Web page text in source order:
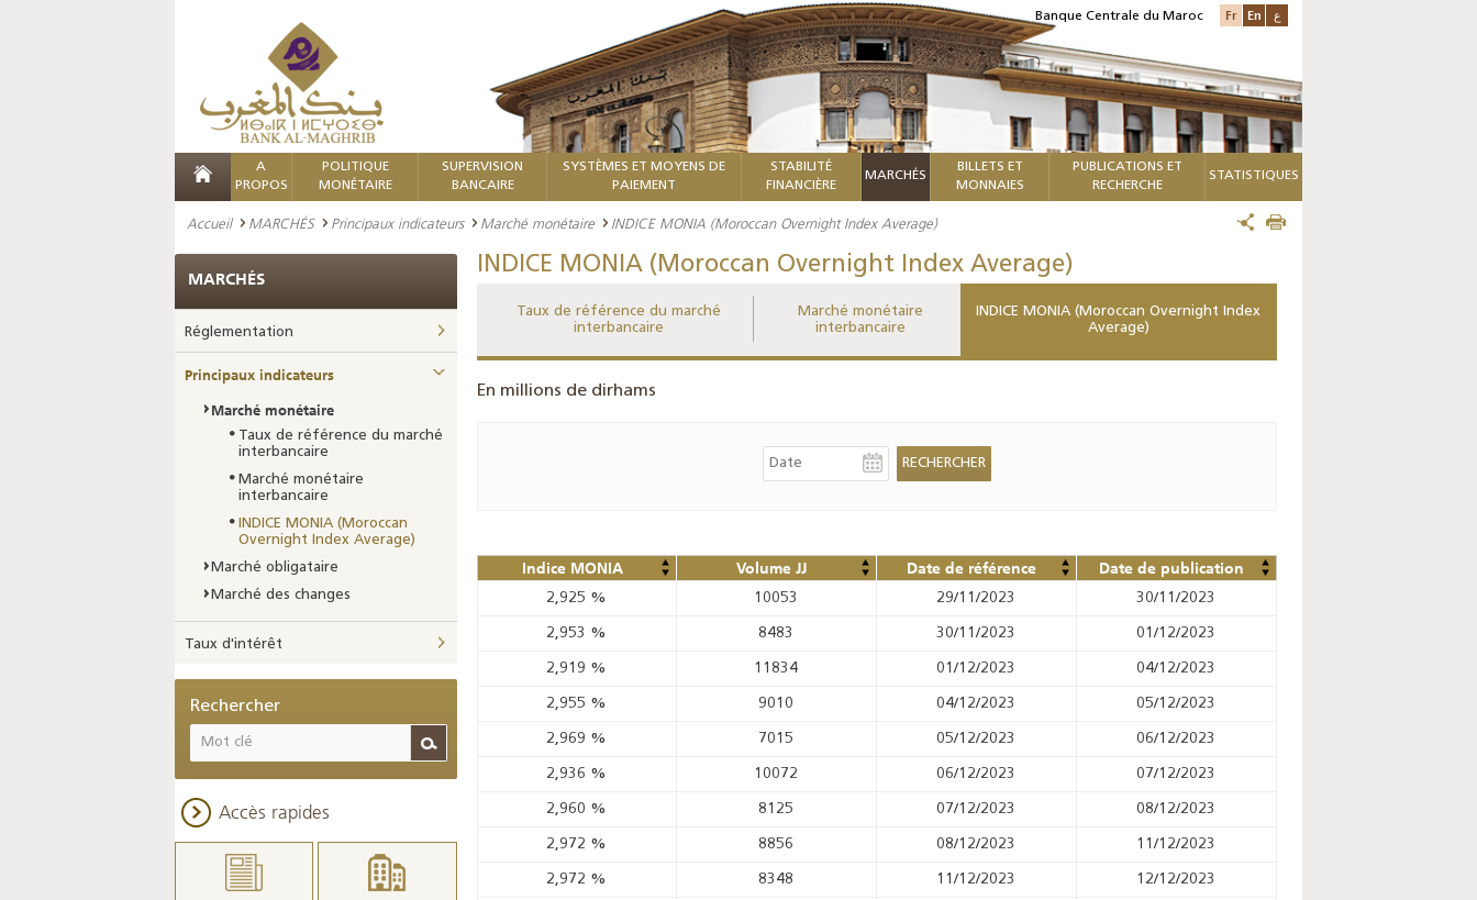
Banque Centrale du Maroc Fr En ع
A
PROPOS
POLITIQUE
MONÉTAIRE
SUPERVISION
BANCAIRE
SYSTÈMES ET MOYENS DE
PAIEMENT
STABILITÉ
FINANCIÈRE
MARCHÉS
BILLETS ET
MONNAIES
PUBLICATIONS ET
RECHERCHE
STATISTIQUES
Accueil MARCHÉS Principaux indicateurs Marché monétaire INDICE MONIA (Moroccan Overnight Index Average)
INDICE MONIA (Moroccan Overnight Index Average)
Taux de référence du marché
interbancaire
Marché monétaire
interbancaire
INDICE MONIA (Moroccan Overnight Index
Average)
En millions de dirhams
Indice MONIA Volume JJ Date de référence Date de publication
2,925 % 10053 29/11/2023 30/11/2023
2,953 % 8483 30/11/2023 01/12/2023
2,919 % 11834 01/12/2023 04/12/2023
2,955 % 9010 04/12/2023 05/12/2023
2,969 % 7015 05/12/2023 06/12/2023
2,936 % 10072 06/12/2023 07/12/2023
2,960 % 8125 07/12/2023 08/12/2023
2,972 % 8856 08/12/2023 11/12/2023
2,972 % 8348 11/12/2023 12/12/2023
MARCHÉS
Réglementation
Principaux indicateurs
Marché monétaire
Taux de référence du marché
interbancaire
Marché monétaire
interbancaire
INDICE MONIA (Moroccan
Overnight Index Average)
Marché obligataire
Marché des changes
Taux d'intérêt
Rechercher
Accès rapides